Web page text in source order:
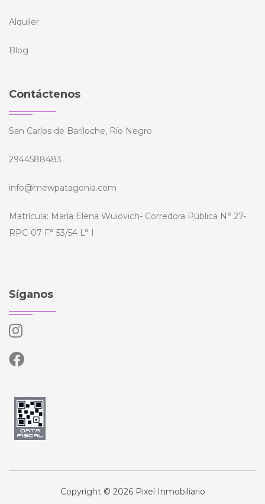
Alquiler
Blog
Contáctenos
San Carlos de Bariloche, Río Negro
2944588483
info@mewpatagonia.com
Matrícula: María Elena Wuiovich- Corredora Pública N° 27-
RPC-07 F° 53/54 L° I
Síganos
Copyright © 2026 Pixel Inmobiliario